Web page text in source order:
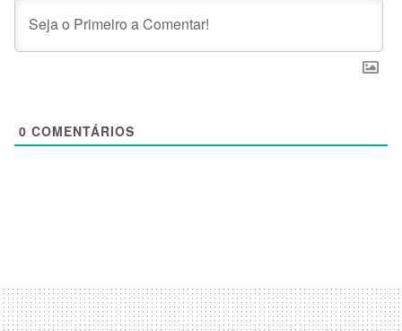
0 COMENTÁRIOS